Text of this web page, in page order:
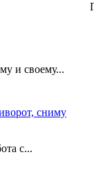
и своему...
сниму
с...